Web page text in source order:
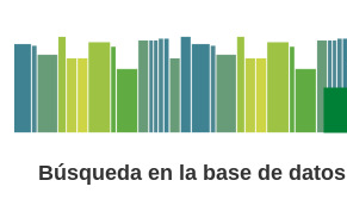
Búsqueda en la base de datos